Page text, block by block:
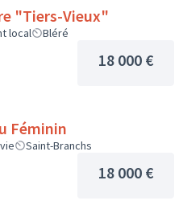
"Tiers-Vieux"
local Bléré
18 000 €
Féminin
Saint-Branchs
18 000 €